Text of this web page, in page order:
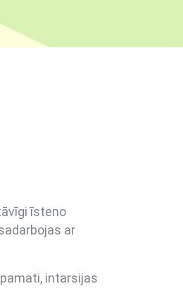
īsteno
ar
intarsijas